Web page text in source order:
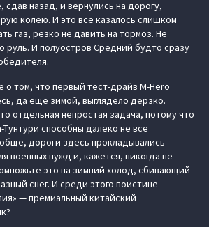
сдав назад, и вернулись на дорогу,
колею. И это все казалось слишком
газ, резко не давить на тормоз. Не
руль. И полуостров Средний будто сразу
том, что первый тест-драйв M-Hero
да еще зимой, выглядело дерзко.
отдельная непростая задача, потому что
Тунтури способны далеко не все
дороги здесь прокладывались
военных нужд и, кажется, никогда не
это на зимний холод, сбивающий
снег. И среди этого поистине
— премиальный китайский